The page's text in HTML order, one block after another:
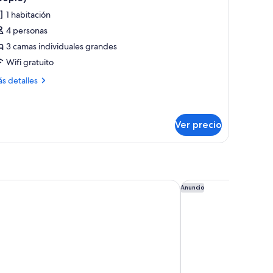
1 habitación
4 personas
3 camas individuales grandes
Wifi gratuito
detalles
Ver precio
Kintetsu Kyoto Station Anuncio
The Royal Park